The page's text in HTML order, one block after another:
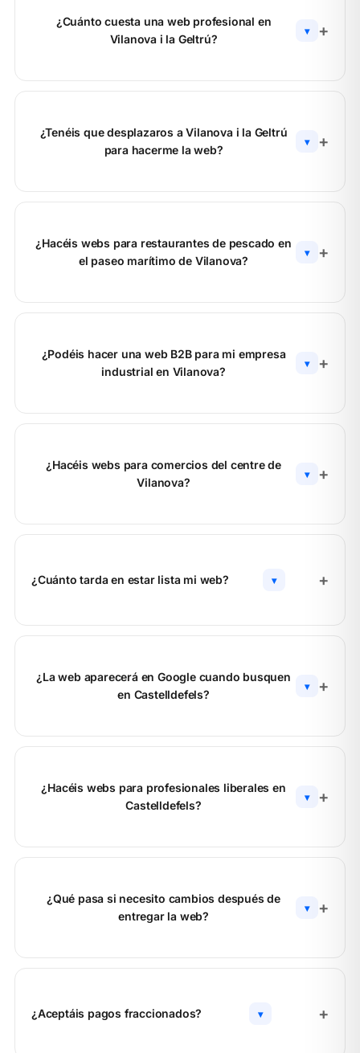
¿Cuánto cuesta una web profesional en
Vilanova i la Geltrú?
▾
¿Tenéis que desplazaros a Vilanova i la Geltrú
para hacerme la web?
▾
¿Hacéis webs para restaurantes de pescado en
el paseo marítimo de Vilanova?
▾
¿Podéis hacer una web B2B para mi empresa
industrial en Vilanova?
▾
¿Hacéis webs para comercios del centre de
Vilanova?
▾
¿Cuánto tarda en estar lista mi web? ▾
¿La web aparecerá en Google cuando busquen
en Castelldefels?
▾
¿Hacéis webs para profesionales liberales en
Castelldefels?
▾
¿Qué pasa si necesito cambios después de
entregar la web?
▾
¿Aceptáis pagos fraccionados? ▾